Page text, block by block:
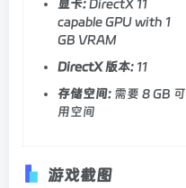
显卡:DirectX 11
capable GPU with 1
GB VRAM
DirectX 版本: 11
存储空间: 需要 8 GB 可
用空间
游戏截图